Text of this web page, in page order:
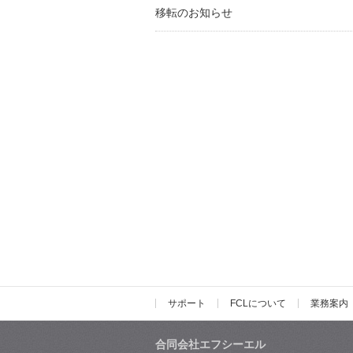
移転のお知らせ
サポート FCLについて 業務案内
合同会社エフシーエル